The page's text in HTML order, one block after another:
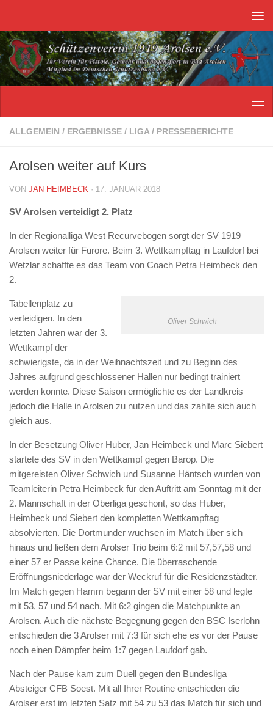
ALLGEMEIN / ERGEBNISSE / LIGA / PRESSEBERICHTE
Arolsen weiter auf Kurs
VON JAN HEIMBECK · 17. JANUAR 2018
SV Arolsen verteidigt 2. Platz
In der Regionalliga West Recurvebogen sorgt der SV 1919
Arolsen weiter für Furore. Beim 3. Wettkampftag in Laufdorf bei
Wetzlar schaffte es das Team von Coach Petra Heimbeck den
2.
Oliver Schwich
Tabellenplatz zu
verteidigen. In den
letzten Jahren war der 3.
Wettkampf der
schwierigste, da in der Weihnachtszeit und zu Beginn des
Jahres aufgrund geschlossener Hallen nur bedingt trainiert
werden konnte. Diese Saison ermöglichte es der Landkreis
jedoch die Halle in Arolsen zu nutzen und das zahlte sich auch
gleich aus.
In der Besetzung Oliver Huber, Jan Heimbeck und Marc Siebert
startete des SV in den Wettkampf gegen Barop. Die
mitgereisten Oliver Schwich und Susanne Häntsch wurden von
Teamleiterin Petra Heimbeck für den Auftritt am Sonntag mit der
2. Mannschaft in der Oberliga geschont, so das Huber,
Heimbeck und Siebert den kompletten Wettkampftag
absolvierten. Die Dortmunder wuchsen im Match über sich
hinaus und ließen dem Arolser Trio beim 6:2 mit 57,57,58 und
einer 57 er Passe keine Chance. Die überraschende
Eröffnungsniederlage war der Weckruf für die Residenzstädter.
Im Match gegen Hamm begann der SV mit einer 58 und legte
mit 53, 57 und 54 nach. Mit 6:2 gingen die Matchpunkte an
Arolsen. Auch die nächste Begegnung gegen den BSC Iserlohn
entschieden die 3 Arolser mit 7:3 für sich ehe es vor der Pause
noch einen Dämpfer beim 1:7 gegen Laufdorf gab.
Nach der Pause kam zum Duell gegen den Bundesliga
Absteiger CFB Soest. Mit all Ihrer Routine entschieden die
Arolser erst im letzten Satz mit 54 zu 53 das Match für sich und